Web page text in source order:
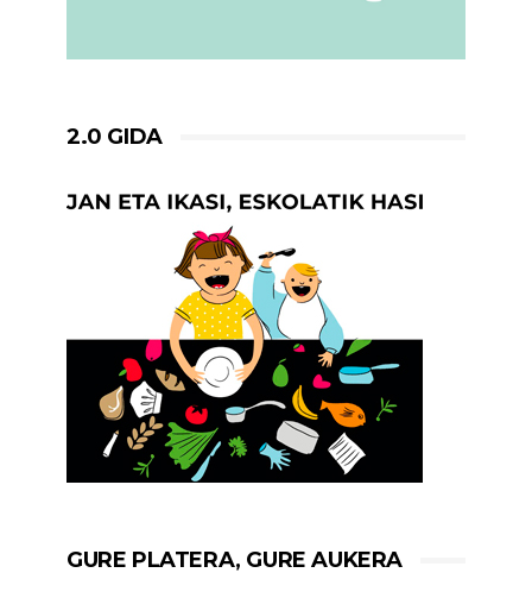
2.0 GIDA
GURE PLATERA, GURE AUKERA